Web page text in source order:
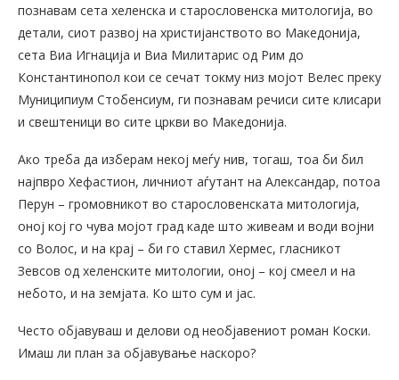
познавам сета хеленска и старословенска митологија, во
детали, сиот развој на христијанството во Македонија,
сета Виа Игнација и Виа Милитарис од Рим до
Константинопол кои се сечат токму низ мојот Велес преку
Муниципиум Стобенсиум, ги познавам речиси сите клисари
и свештеници во сите цркви во Македонија.
Ако треба да изберам некој меѓу нив, тогаш, тоа би бил
најпвро Хефастион, личниот аѓутант на Александар, потоа
Перун – громовникот во старословенската митологија,
оној кој го чува мојот град каде што живеам и води војни
со Волос, и на крај – би го ставил Хермес, гласникот
Зевсов од хеленските митологии, оној – кој смеел и на
небото, и на земјата. Ко што сум и јас.
Често објавуваш и делови од необјавениот роман Коски.
Имаш ли план за објавување наскоро?